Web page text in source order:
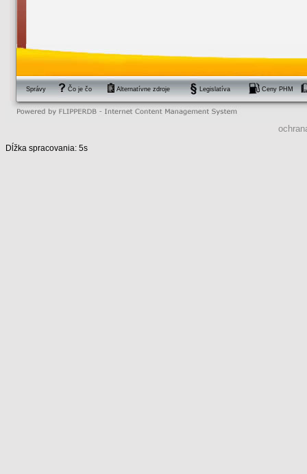
Správy Čo je čo Alternatívne zdroje Legislatíva Ceny PHM
Dĺžka spracovania: 5s